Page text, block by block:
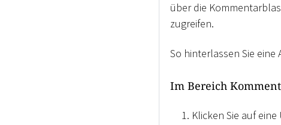
über die
zugreifen.
So hinterlassen Sie eine
Im Bereich
Klicken Sie auf